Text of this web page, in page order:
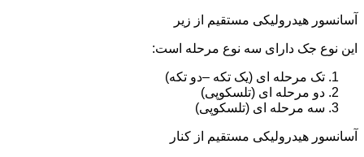
آسانسور هیدرولیکی مستقیم از زیر
این نوع جک دارای سه نوع مرحله است:
تک مرحله ای (یک تکه –دو تکه)
دو مرحله ای (تلسکوپی)
سه مرحله ای (تلسکوپی)
آسانسور هیدرولیکی مستقیم از کنار